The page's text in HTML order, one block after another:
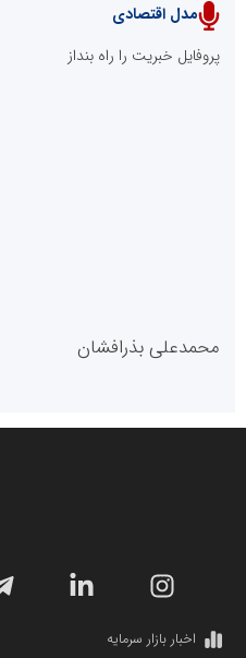
پایگاه خبری نهضت ملی مسکن
پایگاه خبری گفتمان یزد
دانشگاه سئوی ایران
مدل اقتصادی
پروفایل خبریت را راه بنداز
محمدعلی بذرافشان
مریم حاج نوروز نظری
اخبار بازار سرمایه